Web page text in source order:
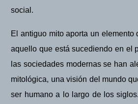
social.
El antiguo mito aporta un elemento
aquello que está sucediendo en el
las sociedades modernas se han
mitológica, una visión del mundo
ser humano a lo largo de los